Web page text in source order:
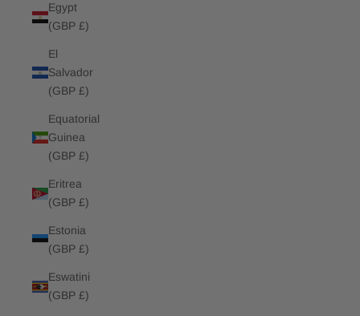
Egypt
(GBP £)
El
Salvador
(GBP £)
Equatorial
Guinea
(GBP £)
Eritrea
(GBP £)
Estonia
(GBP £)
Eswatini
(GBP £)